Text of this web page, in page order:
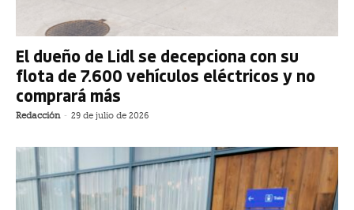
El dueño de Lidl se decepciona con su
flota de 7.600 vehículos eléctricos y no
comprará más
Redacción - 29 de julio de 2026